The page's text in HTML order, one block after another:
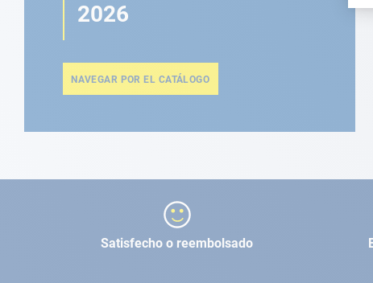
2026
NAVEGAR POR EL CATÁLOGO
Satisfecho o reembolsado